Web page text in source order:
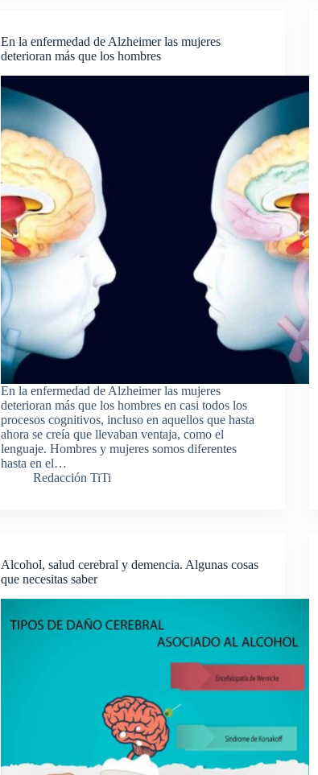
En la enfermedad de Alzheimer las mujeres
deterioran más que los hombres
En la enfermedad de Alzheimer las mujeres
deterioran más que los hombres en casi todos los
procesos cognitivos, incluso en aquellos que hasta
ahora se creía que llevaban ventaja, como el
lenguaje. Hombres y mujeres somos diferentes
hasta en el…
Redacción TiTi
Alcohol, salud cerebral y demencia. Algunas cosas
que necesitas saber